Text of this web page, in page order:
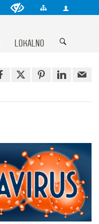
LOKALNO